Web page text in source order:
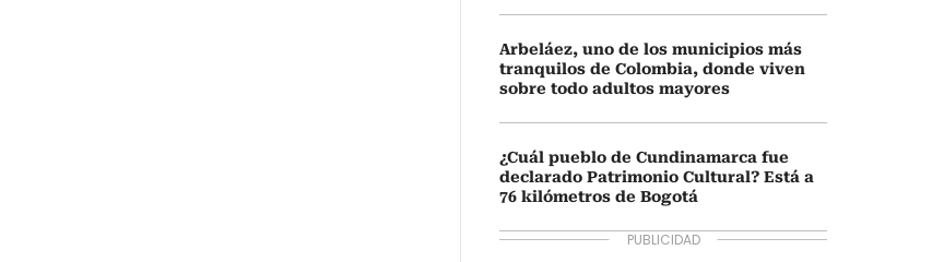
Arbeláez, uno de los municipios más
tranquilos de Colombia, donde viven
sobre todo adultos mayores
¿Cuál pueblo de Cundinamarca fue
declarado Patrimonio Cultural? Está a
76 kilómetros de Bogotá